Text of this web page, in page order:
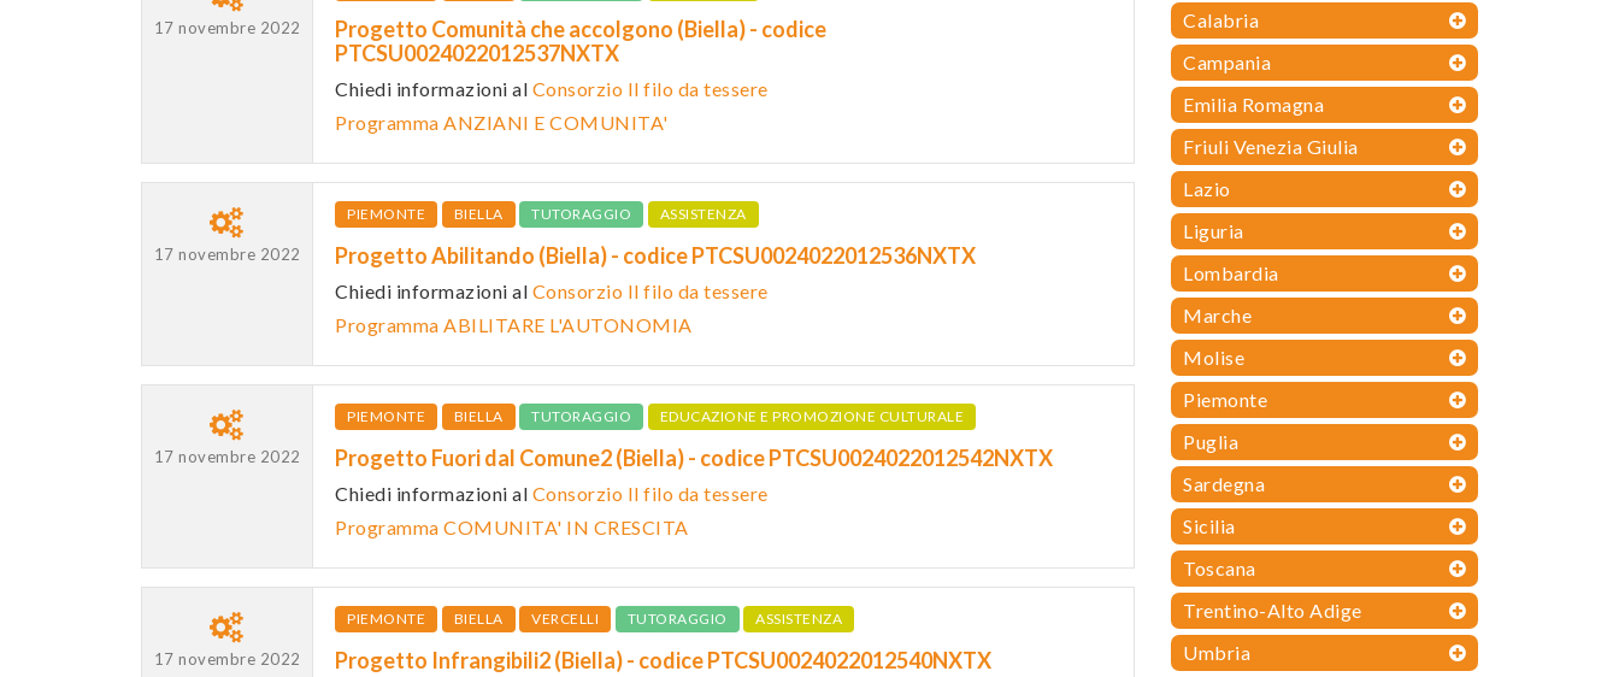
17 novembre 2022
Progetto Comunità che accolgono (Biella) - codice
PTCSU0024022012537NXTX
Chiedi informazioni al Consorzio Il filo da tessere
Programma ANZIANI E COMUNITA'
17 novembre 2022
PIEMONTE BIELLA TUTORAGGIO ASSISTENZA
Progetto Abilitando (Biella) - codice PTCSU0024022012536NXTX
Chiedi informazioni al Consorzio Il filo da tessere
Programma ABILITARE L'AUTONOMIA
17 novembre 2022
PIEMONTE BIELLA TUTORAGGIO EDUCAZIONE E PROMOZIONE CULTURALE
Progetto Fuori dal Comune2 (Biella) - codice PTCSU0024022012542NXTX
Chiedi informazioni al Consorzio Il filo da tessere
Programma COMUNITA' IN CRESCITA
17 novembre 2022
PIEMONTE BIELLA VERCELLI TUTORAGGIO ASSISTENZA
Progetto Infrangibili2 (Biella) - codice PTCSU0024022012540NXTX
Calabria
Campania
Emilia Romagna
Friuli Venezia Giulia
Lazio
Liguria
Lombardia
Marche
Molise
Piemonte
Puglia
Sardegna
Sicilia
Toscana
Trentino-Alto Adige
Umbria